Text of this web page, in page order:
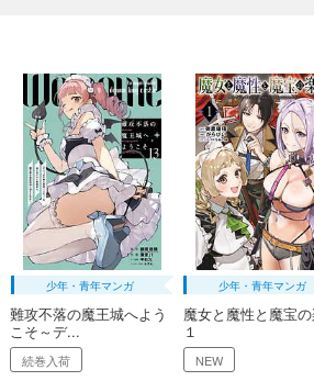
少年・青年マンガ
難攻不落の魔王城へよう
こそ～デ...
続巻入荷
少年・青年マンガ
魔女と魔性と魔宝
１
NEW